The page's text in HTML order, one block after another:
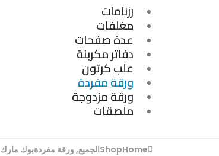
رزنامات
مغلفات
عدة صفحات
دفاتر مكربنة
علب كرتون
ورقة مفردة
ورقة مزدوجة
ملصقات
Home
Shopالجميع, ورقة مفردةبوك مارك